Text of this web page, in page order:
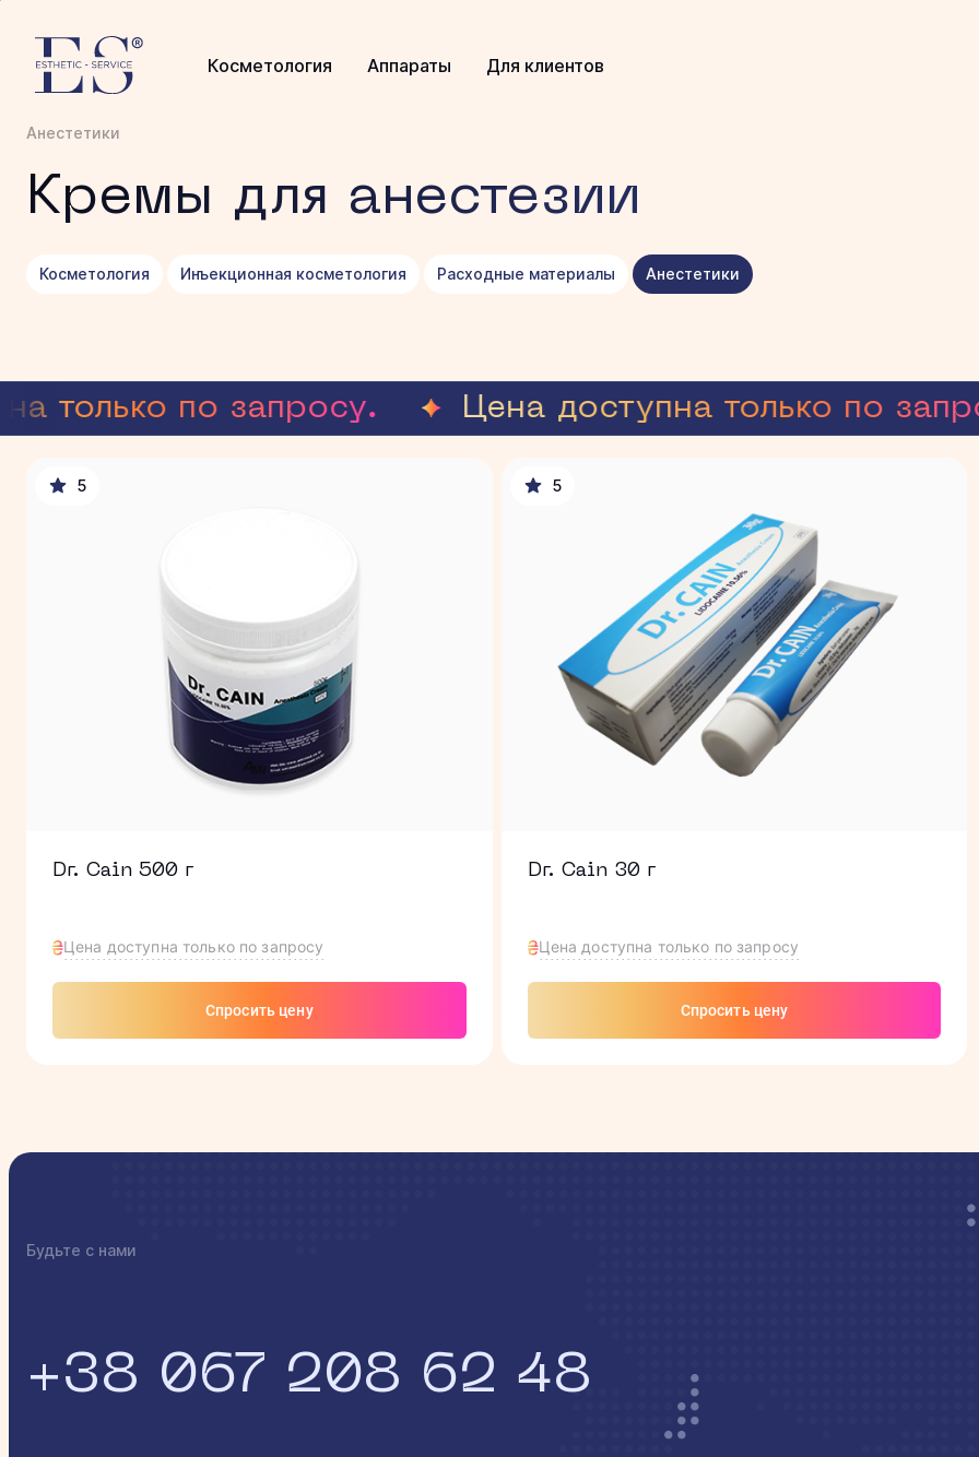
Косметология Аппараты Для клиентов
Анестетики
Кремы для анестезии
Косметология Инъекционная косметология Расходные материалы Анестетики
только по запросу. Цена доступна только по
5
Dr. Cain 500 г
Цена доступна только по запросу
Спросить цену
5
Dr. Cain 30 г
Цена доступна только по запросу
Спросить цену
Будьте с нами
+38 067 208 62 48